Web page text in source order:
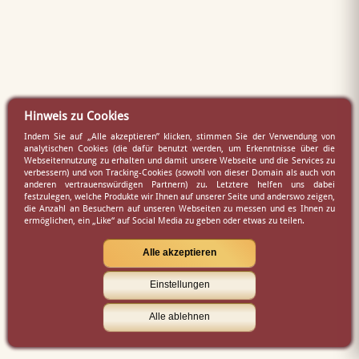
Hinweis zu Cookies
Indem Sie auf „Alle akzeptieren” klicken, stimmen Sie der Verwendung von
analytischen Cookies (die dafür benutzt werden, um Erkenntnisse über die
Webseitennutzung zu erhalten und damit unsere Webseite und die Services zu
verbessern) und von Tracking-Cookies (sowohl von dieser Domain als auch von
anderen vertrauenswürdigen Partnern) zu. Letztere helfen uns dabei
festzulegen, welche Produkte wir Ihnen auf unserer Seite und anderswo zeigen,
die Anzahl an Besuchern auf unseren Webseiten zu messen und es Ihnen zu
ermöglichen, ein „Like“ auf Social Media zu geben oder etwas zu teilen.
Alle akzeptieren
Einstellungen
Alle ablehnen